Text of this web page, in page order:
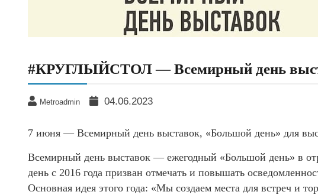
#КРУГЛЫЙСТОЛ — Всемирный день
Metroadmin 04.06.2023
7 июня — Всемирный день выставок, «Большой день» для
Всемирный день выставок — ежегодный «Большой день» в
день с 2016 года призван отмечать и повышать
Основная идея этого года: «Мы создаем места для встреч и